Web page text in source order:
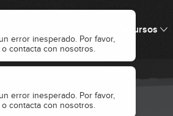
error inesperado. Por favor,
contacta con nosotros.
error inesperado. Por favor,
contacta con nosotros.
Recursos